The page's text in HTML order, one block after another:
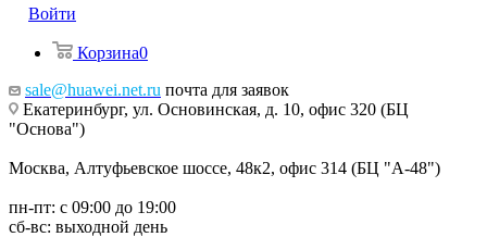
Войти
Корзина0
sale@huawei.net.ru почта для заявок
Екатеринбург, ул. Основинская, д. 10, офис 320 (БЦ
"Основа")
Москва, Алтуфьевское шоссе, 48к2, офис 314 (БЦ "А-48")
пн-пт: с 09:00 до 19:00
сб-вс: выходной день